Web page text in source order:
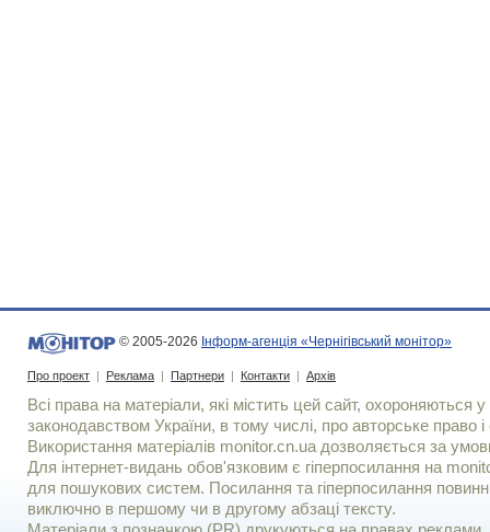
© 2005-2026 Інформ-агенція «Чернігівський монітор»
Про проект | Реклама | Партнери | Контакти | Архів
Всі права на матеріали, які містить цей сайт, охороняються у
законодавством України, в тому числі, про авторське право і
Використання матерiалiв monitor.cn.ua дозволяється за
Для iнтернет-видань обов'язковим є гiперпосилання на
для пошукових систем. Посилання та гіперпосилання
виключно в першому чи в другому абзаці тексту.